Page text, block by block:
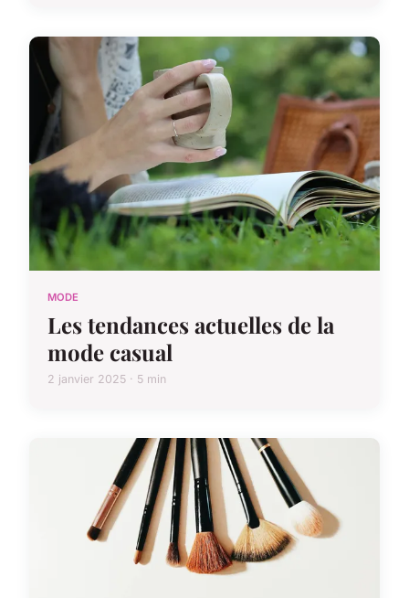
MODE
Les tendances actuelles de la
mode casual
2 janvier 2025 · 5 min